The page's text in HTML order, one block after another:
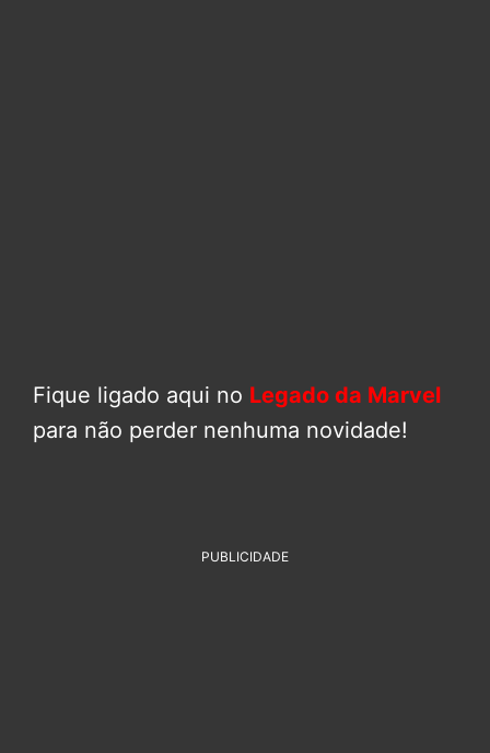
Fique ligado aqui no Legado da Marvel
para não perder nenhuma novidade!
PUBLICIDADE